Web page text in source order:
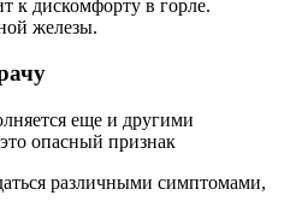
к дискомфорту в горле.
железы.
еще и другими
опасный признак
различными симптомами,